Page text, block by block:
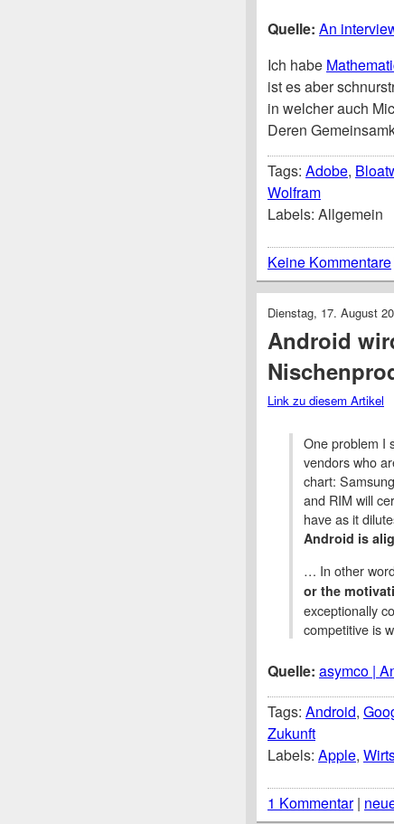
Quelle: An
Ich habe
ist es aber
in welcher auch
Deren
Tags: Adobe,
Wolfram
Labels: Allgemein
Keine Kommentare
Dienstag, 17. August
Android
Link zu diesem Artikel
One problem I
vendors who
chart:
and RIM will
have as it
Android is
… In other
or the
exceptionally
competitive is
Quelle: asymco |
Tags: Android,
Zukunft
Labels: Apple,
1 Kommentar|